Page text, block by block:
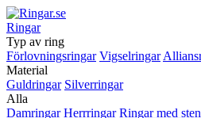
Ringar
Typ av ring
Förlovningsringar Vigselringar
Material
Guldringar Silverringar
Alla
Damringar Herrringar Ringar med sten